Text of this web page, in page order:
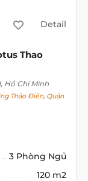
Detail
Thao
Hồ Chí Minh
Thảo Điền, Quận
3 Phòng Ngủ
120 m2